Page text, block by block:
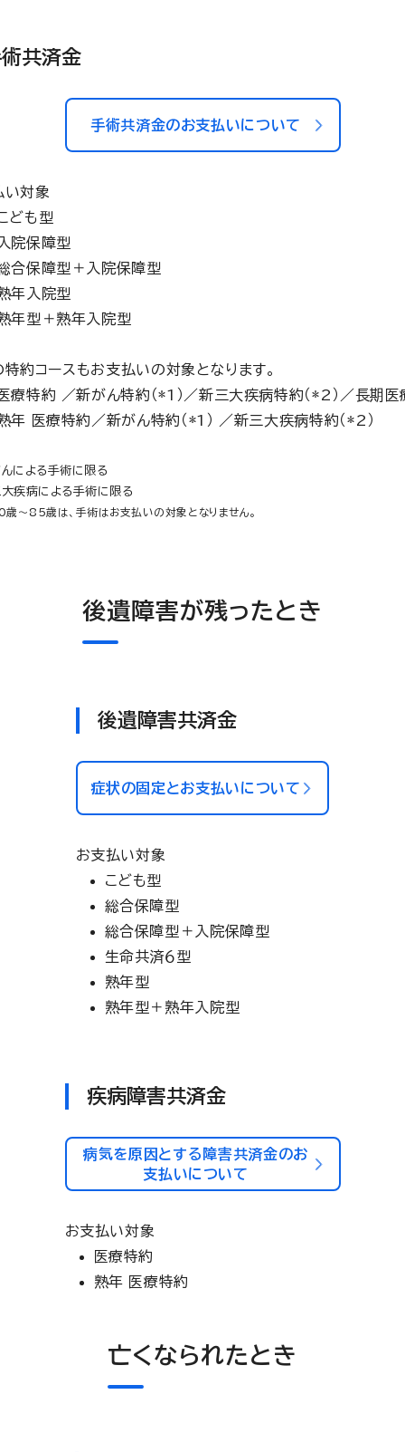
共済金
手術共済金のお支払いについて
い対象
ども型
院保障型
合保障型＋入院保障型
年入院型
年型＋熟年入院型
約コースもお支払いの対象となります。
療特約 ／新がん特約（*1）／新三大疾病特約（*2）／長期医
年 医療特約／新がん特約（*1） ／新三大疾病特約（*2）
による手術に限る
疾病による手術に限る
～85歳は、手術はお支払いの対象となりません。
後遺障害が残ったとき
後遺障害共済金
症状の固定とお支払いについて
お支払い対象
こども型
総合保障型
総合保障型＋入院保障型
生命共済６型
熟年型
熟年型＋熟年入院型
疾病障害共済金
病気を原因とする障害共済金のお
支払いについて
お支払い対象
医療特約
熟年 医療特約
亡くなられたとき